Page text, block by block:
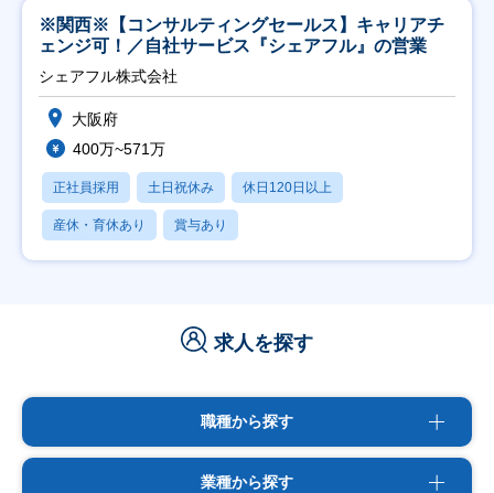
※関西※【コンサルティングセールス】キャリアチ
ェンジ可！／自社サービス『シェアフル』の営業
シェアフル株式会社
大阪府
400万~571万
正社員採用 土日祝休み 休日120日以上
産休・育休あり 賞与あり
求人を探す
職種から探す
業種から探す